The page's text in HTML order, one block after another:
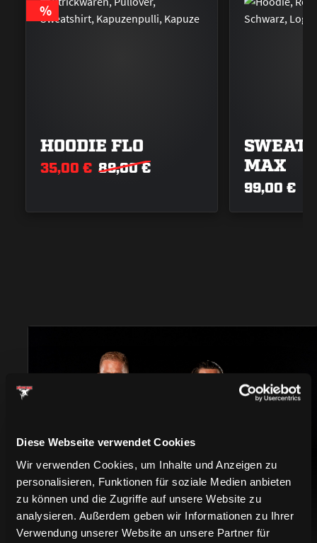
Diese Webseite verwendet Cookies
Wir verwenden Cookies, um Inhalte und Anzeigen zu
personalisieren, Funktionen für soziale Medien anbieten
zu können und die Zugriffe auf unsere Website zu
analysieren. Außerdem geben wir Informationen zu Ihrer
Verwendung unserer Website an unsere Partner für
RABATT
%
HOODIE FLO
35,00 € 89,00 €
MAX
99,00 €
TRIKOTS